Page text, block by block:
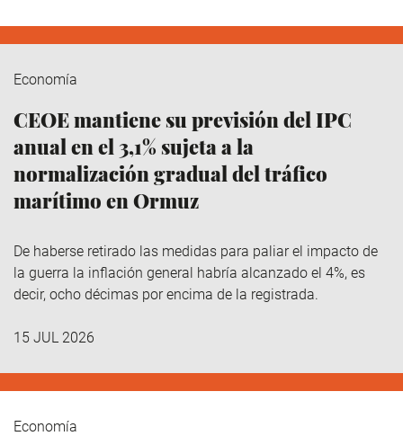
Economía
CEOE mantiene su previsión del IPC
anual en el 3,1% sujeta a la
normalización gradual del tráfico
marítimo en Ormuz
De haberse retirado las medidas para paliar el impacto de
la guerra la inflación general habría alcanzado el 4%, es
decir, ocho décimas por encima de la registrada.
15 JUL 2026
Economía